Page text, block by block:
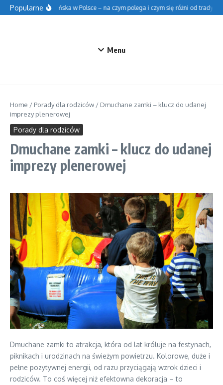
Przejdź do treści
PopularneSzkoła fińska w Polsce – na czym polega i czym się różni od
Menu
Home / Porady dla rodziców / Dmuchane zamki – klucz do udanej
imprezy plenerowej
Porady dla rodziców
Dmuchane zamki – klucz do udanej
imprezy plenerowej
Dmuchane zamki to atrakcja, która od lat króluje na festynach,
piknikach i urodzinach na świeżym powietrzu. Kolorowe, duże i
pełne pozytywnej energii, od razu przyciągają wzrok dzieci i
rodziców. To coś więcej niż efektowna dekoracja – to